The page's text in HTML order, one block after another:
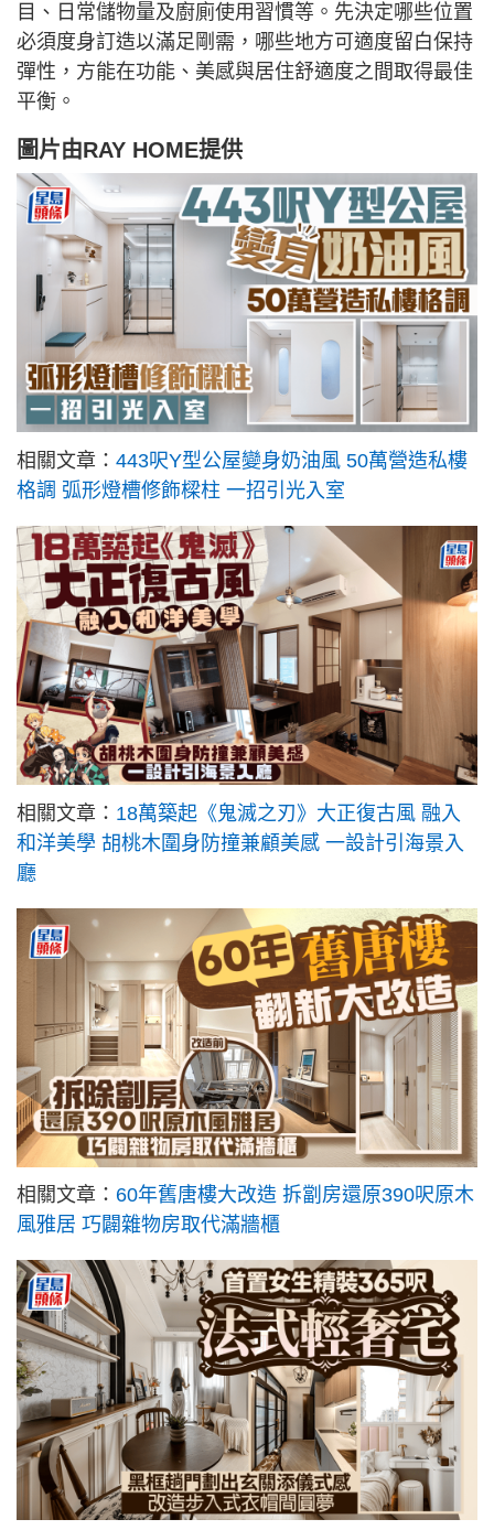
目、日常儲物量及廚廁使用習慣等。先決定哪些位置
必須度身訂造以滿足剛需，哪些地方可適度留白保持
彈性，方能在功能、美感與居住舒適度之間取得最佳
平衡。
圖片由RAY HOME提供
相關文章： 443呎Y型公屋變身奶油風 50萬營造私樓
格調 弧形燈槽修飾樑柱 一招引光入室
相關文章： 18萬築起《鬼滅之刃》大正復古風 融入
和洋美學 胡桃木圍身防撞兼顧美感 一設計引海景入
廳
相關文章： 60年舊唐樓大改造 拆劏房還原390呎原木
風雅居 巧闢雜物房取代滿牆櫃